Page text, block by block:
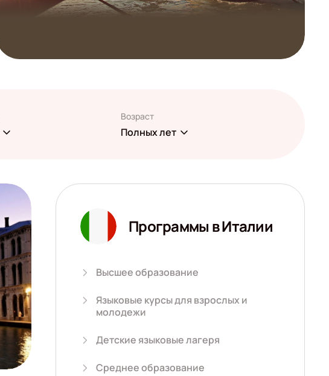
Возраст
Полных лет
Программы в Италии
Высшее образование
Языковые курсы для взрослых и
молодежи
Детские языковые лагеря
Среднее образование